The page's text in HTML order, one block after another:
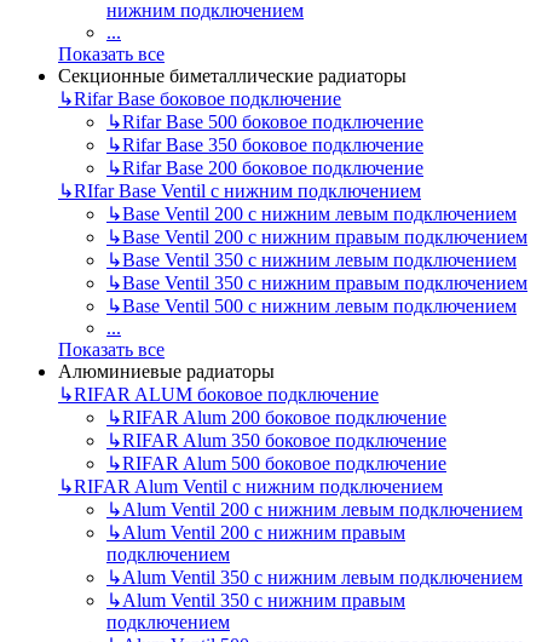
нижним подключением
...
Показать все
Секционные биметаллические радиаторы
↳Rifar Base боковое подключение
↳Rifar Base 500 боковое подключение
↳Rifar Base 350 боковое подключение
↳Rifar Base 200 боковое подключение
↳RIfar Base Ventil с нижним подключением
↳Base Ventil 200 с нижним левым подключением
↳Base Ventil 200 с нижним правым подключением
↳Base Ventil 350 с нижним левым подключением
↳Base Ventil 350 с нижним правым подключением
↳Base Ventil 500 с нижним левым подключением
...
Показать все
Алюминиевые радиаторы
↳RIFAR ALUM боковое подключение
↳RIFAR Alum 200 боковое подключение
↳RIFAR Alum 350 боковое подключение
↳RIFAR Alum 500 боковое подключение
↳RIFAR Alum Ventil с нижним подключением
↳Alum Ventil 200 с нижним левым подключением
↳Alum Ventil 200 с нижним правым
подключением
↳Alum Ventil 350 с нижним левым подключением
↳Alum Ventil 350 с нижним правым
подключением